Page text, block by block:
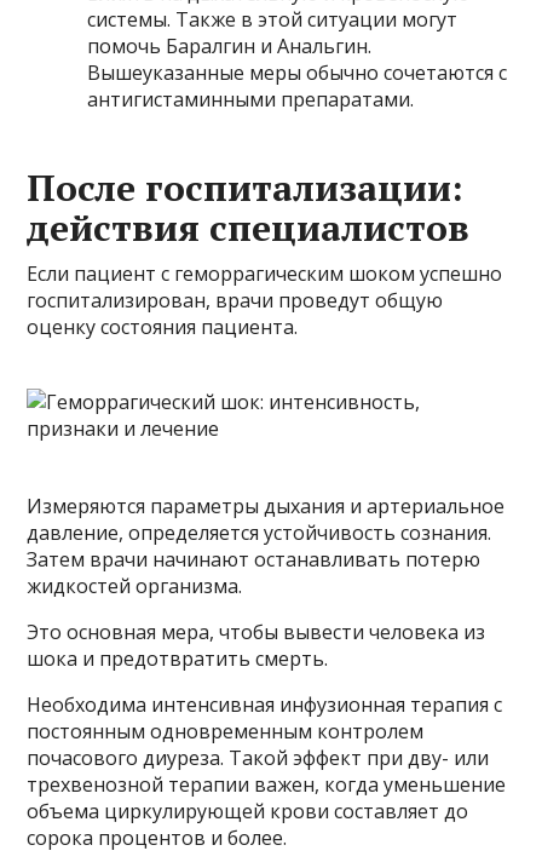
системы. Также в этой ситуации могут
помочь Баралгин и Анальгин.
Вышеуказанные меры обычно сочетаются с
антигистаминными препаратами.
После госпитализации:
действия специалистов
Если пациент с геморрагическим шоком успешно
госпитализирован, врачи проведут общую
оценку состояния пациента.
Измеряются параметры дыхания и артериальное
давление, определяется устойчивость сознания.
Затем врачи начинают останавливать потерю
жидкостей организма.
Это основная мера, чтобы вывести человека из
шока и предотвратить смерть.
Необходима интенсивная инфузионная терапия с
постоянным одновременным контролем
почасового диуреза. Такой эффект при дву- или
трехвенозной терапии важен, когда уменьшение
объема циркулирующей крови составляет до
сорока процентов и более.